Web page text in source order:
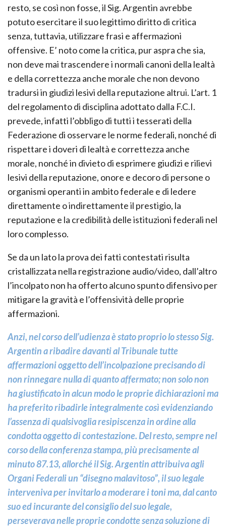
resto, se così non fosse, il Sig. Argentin avrebbe
potuto esercitare il suo legittimo diritto di critica
senza, tuttavia, utilizzare frasi e affermazioni
offensive. E’ noto come la critica, pur aspra che sia,
non deve mai trascendere i normali canoni della lealtà
e della correttezza anche morale che non devono
tradursi in giudizi lesivi della reputazione altrui. L’art. 1
del regolamento di disciplina adottato dalla F.C.I.
prevede, infatti l’obbligo di tutti i tesserati della
Federazione di osservare le norme federali, nonché di
rispettare i doveri di lealtà e correttezza anche
morale, nonché in divieto di esprimere giudizi e rilievi
lesivi della reputazione, onore e decoro di persone o
organismi operanti in ambito federale e di ledere
direttamente o indirettamente il prestigio, la
reputazione e la credibilità delle istituzioni federali nel
loro complesso.
Se da un lato la prova dei fatti contestati risulta
cristallizzata nella registrazione audio/video, dall’altro
l’incolpato non ha offerto alcuno spunto difensivo per
mitigare la gravità e l’offensività delle proprie
affermazioni.
Anzi, nel corso dell’udienza è stato proprio lo stesso Sig.
Argentin a ribadire davanti al Tribunale tutte
affermazioni oggetto dell’incolpazione precisando di
non rinnegare nulla di quanto affermato; non solo non
ha giustificato in alcun modo le proprie dichiarazioni ma
ha preferito ribadirle integralmente così evidenziando
l’assenza di qualsivoglia resipiscenza in ordine alla
condotta oggetto di contestazione. Del resto, sempre nel
corso della conferenza stampa, più precisamente al
minuto 87.13, allorché il Sig. Argentin attribuiva agli
Organi Federali un “disegno malavitoso”, il suo legale
interveniva per invitarlo a moderare i toni ma, dal canto
suo ed incurante del consiglio del suo legale,
perseverava nelle proprie condotte senza soluzione di